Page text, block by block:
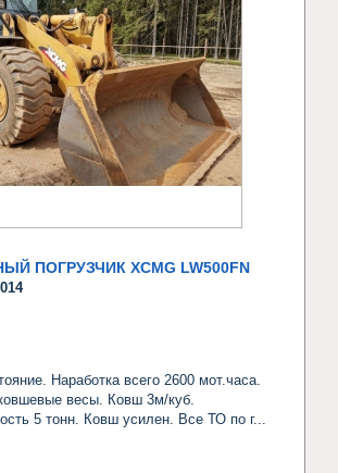
ПОГРУЗЧИК XCMG LW500FN
Наработка всего 2600 мот.часа.
весы. Ковш 3м/куб.
5 тонн. Ковш усилен. Все ТО по г...